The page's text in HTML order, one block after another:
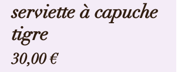
serviette à capuche
tigre
30,00 €Prix